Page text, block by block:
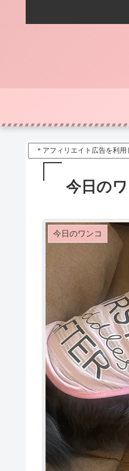
＊アフィリエイト広告を利
今日の
今日のワンコ